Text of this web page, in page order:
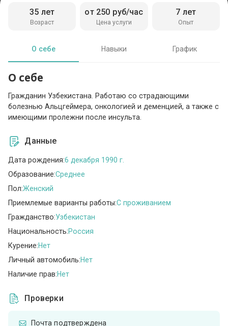
Возраст
35 лет
Цена услуги
от 250 руб/час
Опыт
7 лет
О себе Навыки График
О себе
Гражданин Узбекистана. Работаю со страдающими
болезнью Альцгеймера, онкологией и деменцией, а также с
имеющими пролежни после инсульта.
Данные
Дата рождения:6 декабря 1990 г.
Образование:Среднее
Пол:Женский
Приемлемые варианты работы:C проживанием
Гражданство:Узбекистан
Национальность:Россия
Курение:Нет
Личный автомобиль:Нет
Наличие прав:Нет
Проверки
Почта подтверждена